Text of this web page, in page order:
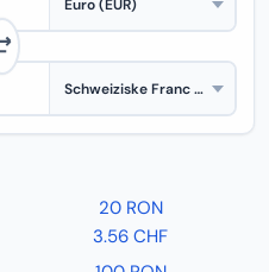
20 RON
3.56 CHF